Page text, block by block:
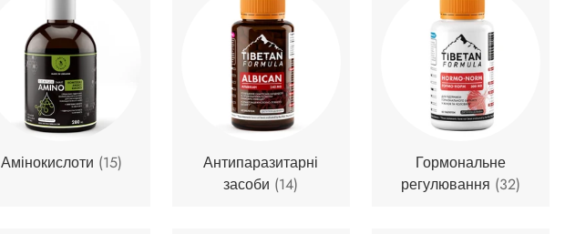
Амінокислоти (15)
Антипаразитарні
засоби (14)
Гормональне
регулювання (32)